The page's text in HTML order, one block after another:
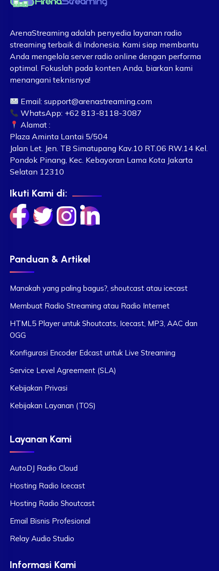
ArenaStreaming adalah penyedia layanan radio
streaming terbaik di Indonesia. Kami siap membantu
Anda mengelola server radio online dengan performa
optimal. Fokuslah pada konten Anda, biarkan kami
menangani teknisnya!
Email:support@arenastreaming.com
WhatsApp: +62 813-8118-3087
Alamat :
Plaza Aminta Lantai 5/504
Jalan Let. Jen. TB Simatupang Kav.10 RT.06 RW.14 Kel.
Pondok Pinang, Kec. Kebayoran Lama Kota Jakarta
Selatan 12310
Ikuti Kami di:
Panduan & Artikel
Manakah yang paling bagus?, shoutcast atau icecast
Membuat Radio Streaming atau Radio Internet
HTML5 Player untuk Shoutcats, Icecast, MP3, AAC dan
OGG
Konfigurasi Encoder Edcast untuk Live Streaming
Service Level Agreement (SLA)
Kebijakan Privasi
Kebijakan Layanan (TOS)
Layanan Kami
AutoDJ Radio Cloud
Hosting Radio Icecast
Hosting Radio Shoutcast
Email Bisnis Profesional
Relay Audio Studio
Informasi Kami